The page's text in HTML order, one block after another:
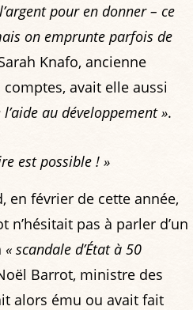
pour en donner – ce
on emprunte parfois de
Knafo, ancienne
avait elle aussi
au développement ».
est possible ! »
en février de cette année,
pas à parler d’un
« scandale d’État à 50
Barrot, ministre des
alors ému ou avait fait